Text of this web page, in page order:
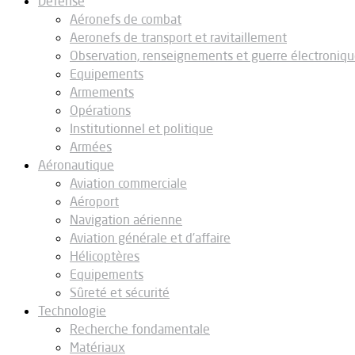
Aéronefs de combat
Aeronefs de transport et ravitaillement
Observation, renseignements et guerre
Equipements
Armements
Opérations
Institutionnel et politique
Armées
Aéronautique
Aviation commerciale
Aéroport
Navigation aérienne
Aviation générale et d’affaire
Hélicoptères
Equipements
Sûreté et sécurité
Technologie
Recherche fondamentale
Matériaux